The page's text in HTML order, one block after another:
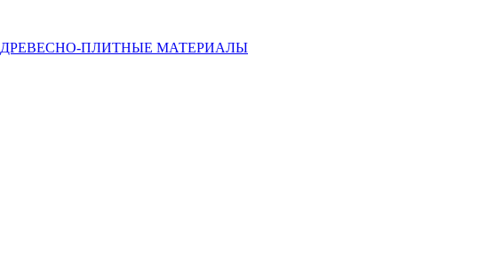
ДРЕВЕСНО-ПЛИТНЫЕ МАТЕРИАЛЫ